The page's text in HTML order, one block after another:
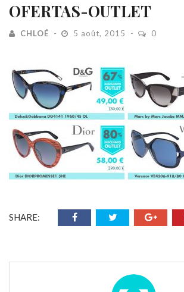
OFERTAS-OUTLET
CHLOÉ 5 août, 2015 0
SHARE: